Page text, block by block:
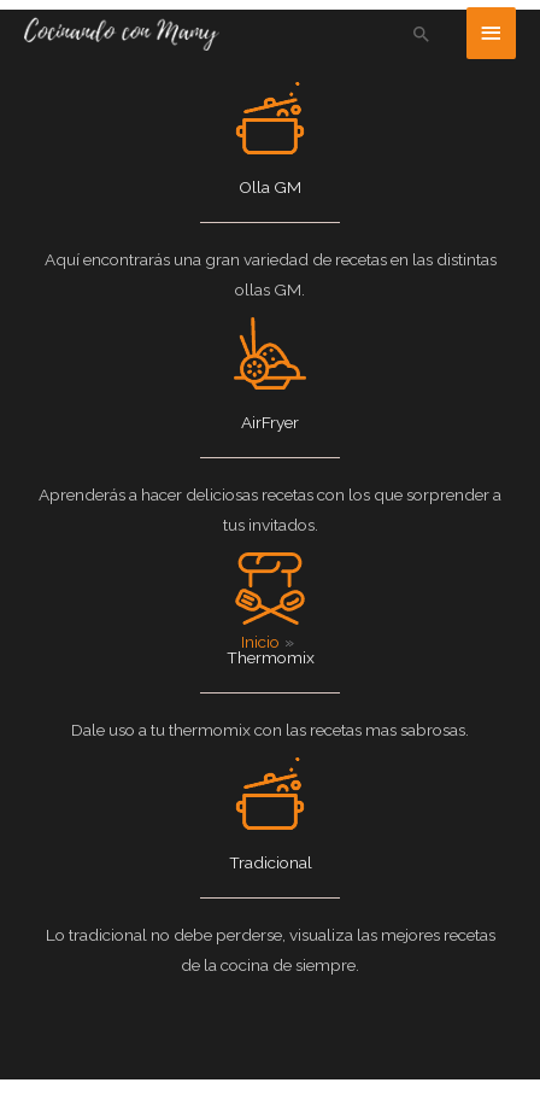
Ir
Buscar
Inicio
Olla GM
Aquí encontrarás una gran variedad de recetas en las distintas
ollas GM.
AirFryer
Aprenderás a hacer deliciosas recetas con los que sorprender a
tus invitados.
Thermomix
Dale uso a tu thermomix con las recetas mas sabrosas.
Tradicional
Lo tradicional no debe perderse, visualiza las mejores recetas
de la cocina de siempre.